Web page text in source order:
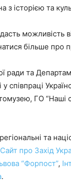
з історією та
можливість
більше про
ради та
співпраці
ГО “Наші
та
Сайт про Захід
“Форпост”,
.